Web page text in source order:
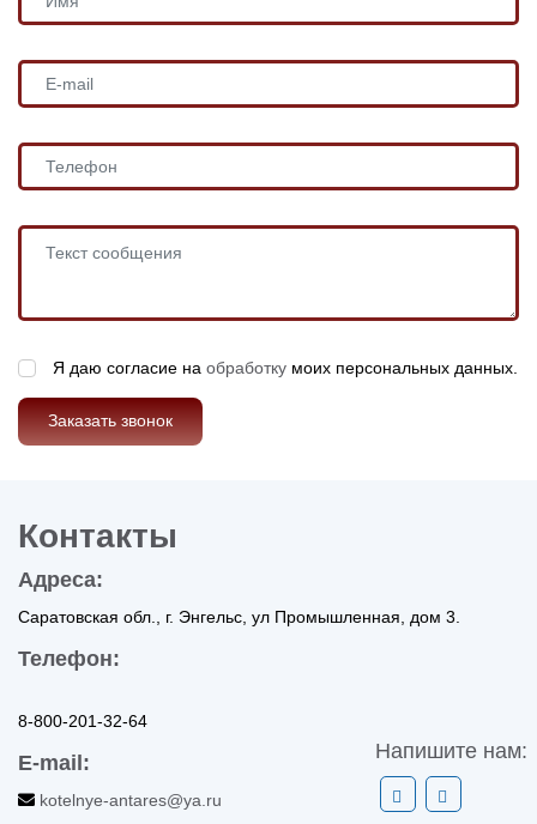
Я даю согласие на обработку моих персональных данных.
Заказать звонок
Контакты
Адреса:
Саратовская обл., г. Энгельс, ул Промышленная, дом 3.
Телефон:
8-800-201-32-64
E-mail:
kotelnye-antares@ya.ru
Напишите нам: